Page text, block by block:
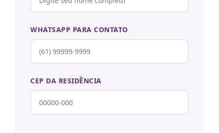
WHATSAPP PARA CONTATO
CEP DA RESIDÊNCIA